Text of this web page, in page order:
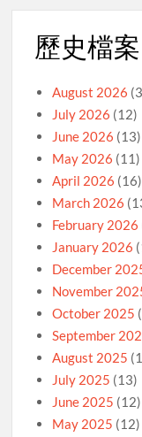
歷史檔案
August 2026
July 2026 (12)
June 2026 (13)
May 2026 (11)
April 2026 (16)
March 2026
February 2026
January 2026
December
November
October 2025
September
August 2025
July 2025 (13)
June 2025 (12)
May 2025 (12)